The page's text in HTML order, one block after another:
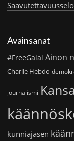
Avainsanat
#FreeGalal Ainon
Charlie Hebdo
journalismi
kunniajäsen